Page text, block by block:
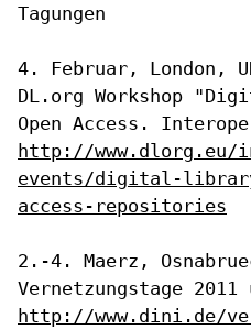
Tagungen
DL.org Workshop
Open Access.
http://www.dlorg.eu/
events/digital-
access-repositories
2.-4. Maerz,
http://www.dini.de/